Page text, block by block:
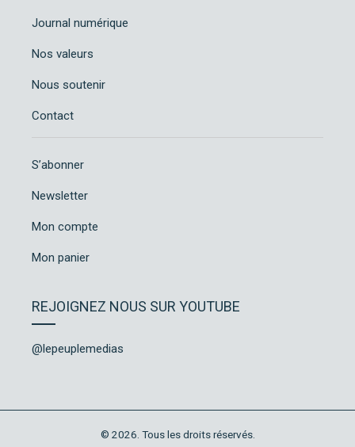
Journal numérique
Nos valeurs
Nous soutenir
Contact
S’abonner
Newsletter
Mon compte
Mon panier
REJOIGNEZ NOUS SUR YOUTUBE
@lepeuplemedias
© 2026. Tous les droits réservés.